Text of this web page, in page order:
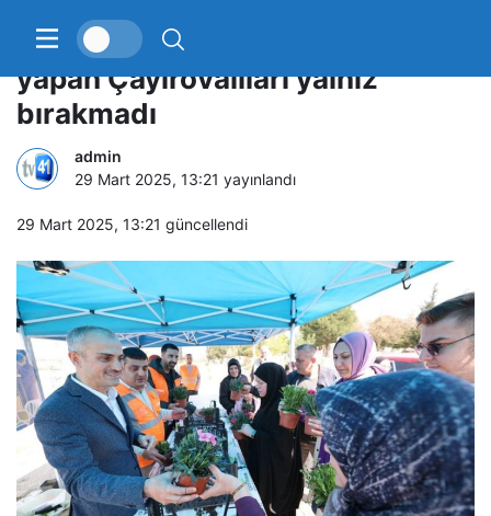
Başkan Çiftçi, kabir ziyareti
yapan Çayırovalıları yalnız
bırakmadı
admin
29 Mart 2025, 13:21 yayınlandı
29 Mart 2025, 13:21 güncellendi